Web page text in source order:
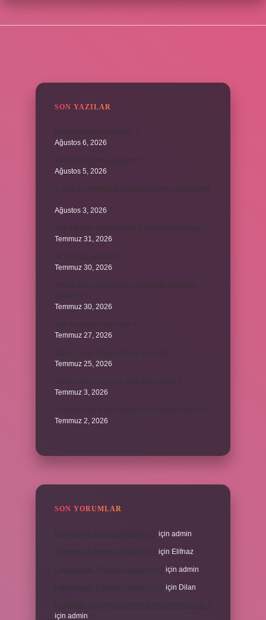
SON YAZILAR
Burs hangi tarihte kesilir ?
Ağustos 6, 2026
Avcı böreği fırında pişer mi ?
Ağustos 5, 2026
6 aylık bir bebeğe balkabağı çorbası nasıl yapılır
?
Ağustos 3, 2026
Sen Ağlama İstanbul’daki şarkıyı kim söylüyor ?
Temmuz 31, 2026
Itır yaprağı yenir mi ?
Temmuz 30, 2026
40 bin İhlâs okurken her defasında besmele
Temmuz 30, 2026
Temmuz 27, 2026
Temmuz 25, 2026
Temmuz 3, 2026
Titanyum mu daha sağlam paslanmaz çelik mi ?
Temmuz 2, 2026
SON YORUMLAR
için admin
için Elifnaz
için admin
için Dilan
için admin